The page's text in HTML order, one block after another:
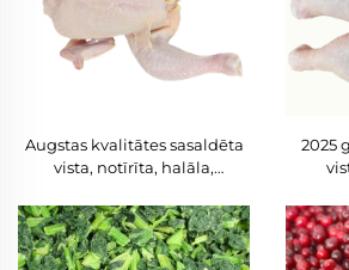
Augstas kvalitātes sasaldēta
vista, notīrīta, halāla,
vairumtirdzniecībai, bez
iekšējo orgānu atliekām
2025
IQF,
svaiga